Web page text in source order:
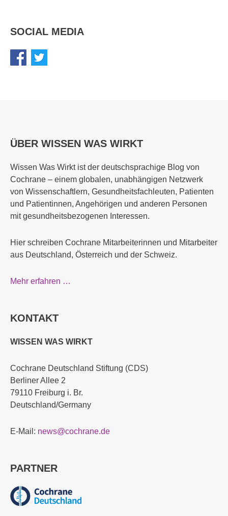
SOCIAL MEDIA
ÜBER WISSEN WAS WIRKT
Wissen Was Wirkt ist der deutschsprachige Blog von
Cochrane – einem globalen, unabhängigen Netzwerk
von Wissenschaftlern, Gesundheitsfachleuten, Patienten
und Patientinnen, Angehörigen und anderen Personen
mit gesundheitsbezogenen Interessen.
Hier schreiben Cochrane Mitarbeiterinnen und Mitarbeiter
aus Deutschland, Österreich und der Schweiz.
Mehr erfahren …
KONTAKT
WISSEN WAS WIRKT
Cochrane Deutschland Stiftung (CDS)
Berliner Allee 2
79110 Freiburg i. Br.
Deutschland/Germany
E-Mail: news@cochrane.de
PARTNER